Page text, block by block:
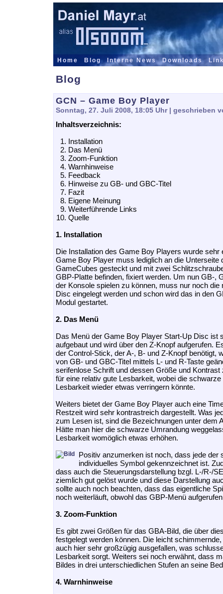
Home Blog Interne News Downloads
Blog
GCN – Game Boy Player
Sonntag, 27. Juli 2008, 18:05 Uhr| geschrieben
Inhaltsverzeichnis:
Installation
Das Menü
Zoom-Funktion
Warnhinweise
Feedback
Hinweise zu GB- und GBC-Titel
Fazit
Eigene Meinung
Weiterführende Links
Quelle
1. Installation
Die Installation des Game Boy Players wurde sehr
Game Boy Player muss lediglich an die Unterseite
GameCubes gesteckt und mit zwei
GBP-Platte befinden, fixiert werden. Um nun GB-,
der Konsole spielen zu können, muss nur noch die
Disc eingelegt werden und schon wird das in den
Modul gestartet.
2. Das Menü
Das Menü der Game Boy Player Start-Up Disc ist
aufgebaut und wird über den Z-Knopf aufgerufen.
der Control-Stick, der A-, B- und Z-Knopf benötigt,
von GB- und GBC-Titel mittels L- und R-Taste
serifenlose Schrift und dessen Größe und
für eine relativ gute Lesbarkeit, wobei die
Lesbarkeit wieder etwas verringern könnte.
Weiters bietet der Game Boy Player auch eine
Restzeit wird sehr kontrastreich dargestellt. Was
zum Lesen ist, sind die Bezeichnungen unter dem
Hätte man hier die schwarze Umrandung
Lesbarkeit womöglich etwas erhöhen.
Positiv anzumerken ist noch, dass jede der
individuelles Symbol gekennzeichnet ist.
dass auch die Steuerungsdarstellung bzgl. L-/R-/
ziemlich gut gelöst wurde und diese Darstellung
sollte auch noch beachten, dass das eigentliche
noch weiterläuft, obwohl das GBP-Menü
3. Zoom-Funktion
Es gibt zwei Größen für das GBA-Bild, die über
festgelegt werden können. Die leicht
auch hier sehr großzügig ausgefallen, was
Lesbarkeit sorgt. Weiters sei noch erwähnt, dass
Bildes in drei unterschiedlichen Stufen an seine
4. Warnhinweise